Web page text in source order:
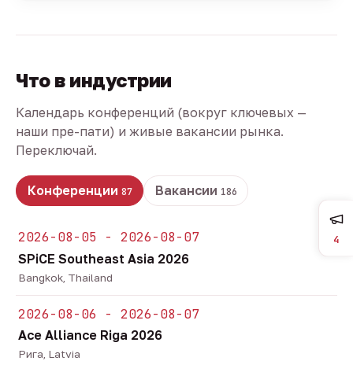
Что в индустрии
Календарь конференций (вокруг ключевых —
наши пре-пати) и живые вакансии рынка.
Переключай.
Конференции 87 Вакансии 186
2026-08-05 - 2026-08-07
SPiCE Southeast Asia 2026
Bangkok, Thailand
2026-08-06 - 2026-08-07
Ace Alliance Riga 2026
Рига, Latvia
4